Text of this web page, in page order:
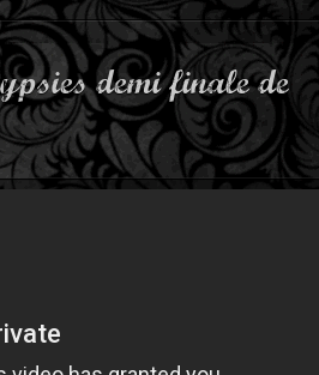
demi finale de